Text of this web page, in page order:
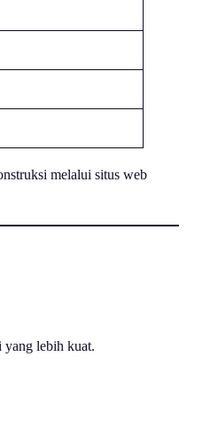
melalui situs web
yang lebih kuat.